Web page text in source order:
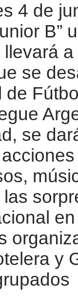
4 de
B”
se
de
se
y